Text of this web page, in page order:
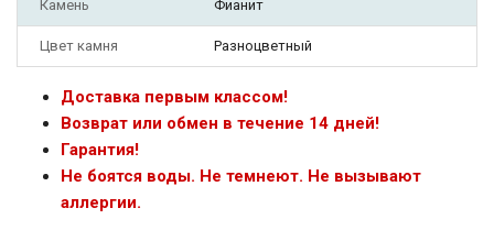
Камень Фианит
Цвет камня Разноцветный
Доставка первым классом!
Возврат или обмен в течение 14 дней!
Гарантия!
Не боятся воды. Не темнеют. Не вызывают
аллергии.